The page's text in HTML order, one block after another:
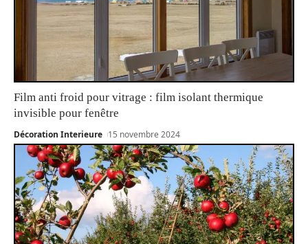
Film anti froid pour vitrage : film isolant thermique
invisible pour fenêtre
Décoration Interieure 15 novembre 2024